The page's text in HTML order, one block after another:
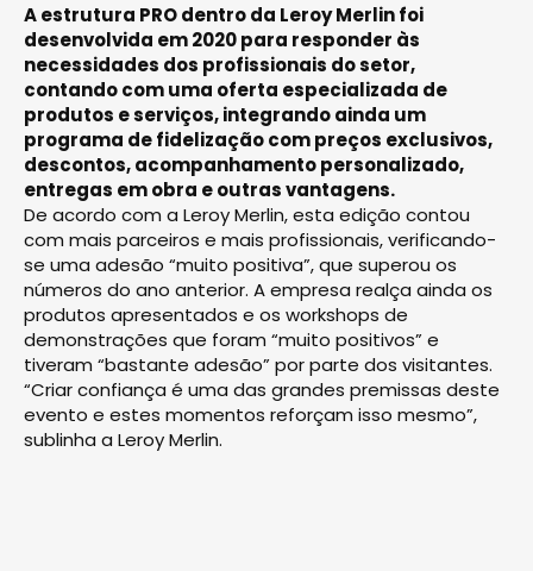
A estrutura PRO dentro da Leroy Merlin foi
desenvolvida em 2020 para responder às
necessidades dos profissionais do setor,
contando com uma oferta especializada de
produtos e serviços, integrando ainda um
programa de fidelização com preços exclusivos,
descontos, acompanhamento personalizado,
entregas em obra e outras vantagens.
De acordo com a Leroy Merlin, esta edição contou
com mais parceiros e mais profissionais, verificando-
se uma adesão “muito positiva”, que superou os
números do ano anterior. A empresa realça ainda os
produtos apresentados e os workshops de
demonstrações que foram “muito positivos” e
tiveram “bastante adesão” por parte dos visitantes.
“Criar confiança é uma das grandes premissas deste
evento e estes momentos reforçam isso mesmo”,
sublinha a Leroy Merlin.